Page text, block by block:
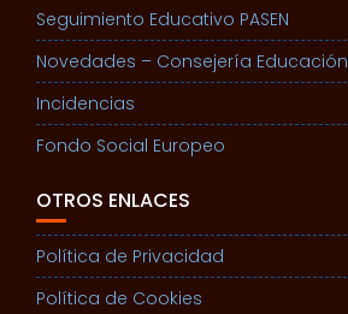
Seguimiento Educativo PASEN
Novedades – Consejería Educación
Incidencias
Fondo Social Europeo
OTROS ENLACES
Política de Privacidad
Política de Cookies